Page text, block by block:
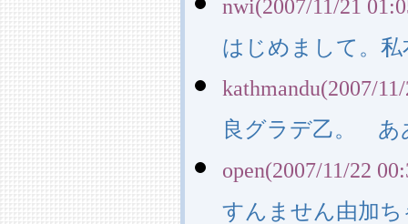
nwi(2007/11/21
はじめまして。
kathmandu(2007/
良グラデ乙。 あ
open(2007/11/22
すんません由加